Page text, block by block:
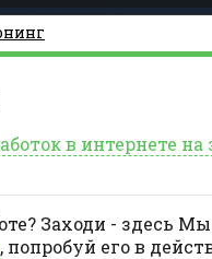
в интернете на
Заходи - здесь
, попробуй его в